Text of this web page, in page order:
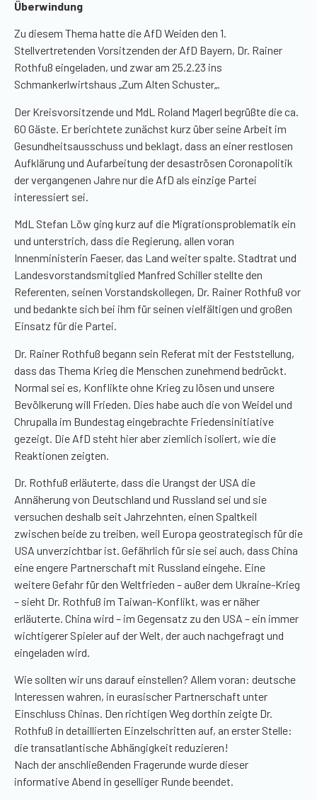
Überwindung
Zu diesem Thema hatte die AfD Weiden den 1.
Stellvertretenden Vorsitzenden der AfD Bayern, Dr. Rainer
Rothfuß eingeladen, und zwar am 25.2.23 ins
Schmankerlwirtshaus „Zum Alten Schuster„.
Der Kreisvorsitzende und MdL Roland Magerl begrüßte die ca.
60 Gäste. Er berichtete zunächst kurz über seine Arbeit im
Gesundheitsausschuss und beklagt, dass an einer restlosen
Aufklärung und Aufarbeitung der desaströsen Coronapolitik
der vergangenen Jahre nur die AfD als einzige Partei
interessiert sei.
MdL Stefan Löw ging kurz auf die Migrationsproblematik ein
und unterstrich, dass die Regierung, allen voran
Innenministerin Faeser, das Land weiter spalte. Stadtrat und
Landesvorstandsmitglied Manfred Schiller stellte den
Referenten, seinen Vorstandskollegen, Dr. Rainer Rothfuß vor
und bedankte sich bei ihm für seinen vielfältigen und großen
Einsatz für die Partei.
Dr. Rainer Rothfuß begann sein Referat mit der Feststellung,
dass das Thema Krieg die Menschen zunehmend bedrückt.
Normal sei es, Konflikte ohne Krieg zu lösen und unsere
Bevölkerung will Frieden. Dies habe auch die von Weidel und
Chrupalla im Bundestag eingebrachte Friedensinitiative
gezeigt. Die AfD steht hier aber ziemlich isoliert, wie die
Reaktionen zeigten.
Dr. Rothfuß erläuterte, dass die Urangst der USA die
Annäherung von Deutschland und Russland sei und sie
versuchen deshalb seit Jahrzehnten, einen Spaltkeil
zwischen beide zu treiben, weil Europa geostrategisch für die
USA unverzichtbar ist. Gefährlich für sie sei auch, dass China
eine engere Partnerschaft mit Russland eingehe. Eine
weitere Gefahr für den Weltfrieden – außer dem Ukraine-Krieg
– sieht Dr. Rothfuß im Taiwan-Konflikt, was er näher
erläuterte. China wird – im Gegensatz zu den USA –ein immer
wichtigerer Spieler auf der Welt, der auch nachgefragt und
eingeladen wird.
Wie sollten wir uns darauf einstellen? Allem voran: deutsche
Interessen wahren, in eurasischer Partnerschaft unter
Einschluss Chinas. Den richtigen Weg dorthin zeigte Dr.
Rothfuß in detaillierten Einzelschritten auf, an erster Stelle:
die transatlantische Abhängigkeit reduzieren!
Nach der anschließenden Fragerunde wurde dieser
informative Abend in geselliger Runde beendet.